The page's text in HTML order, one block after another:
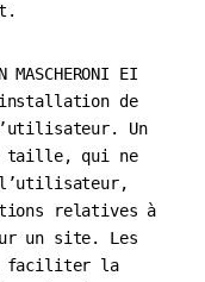
EI
de
Un
taille, qui ne
l’utilisateur,
relatives à
un site. Les
à faciliter la